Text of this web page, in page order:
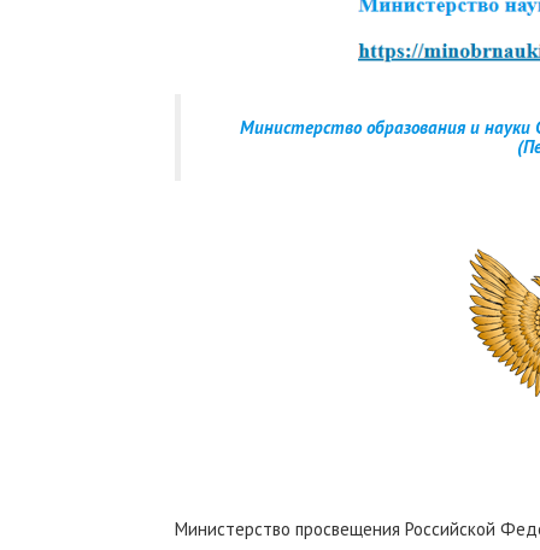
Министерство образования и
Министерство просвещения Российской